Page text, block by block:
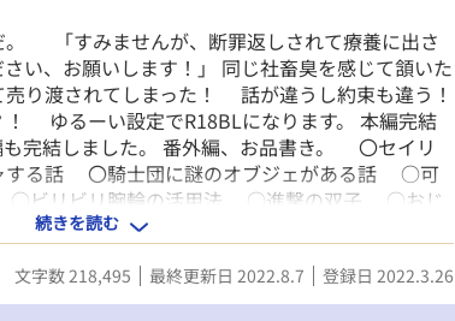
「すみませんが、断罪返しされて療養に出さ
い、お願いします！」 同じ社畜臭を感じて頷いた
り渡されてしまった！ 話が違うし約束も違う！
！ ゆるーい設定でR18BLになります。 本編完結
完結しました。 番外編、お品書き。 〇セイリ
する話 〇騎士団に謎のオブジェがある話 ○可
○ビリビリ腕輪の活用法 ○進撃の双子 ○おじ
愛いだけだなんて誰が言った？（孫に嫉妬するラ
人が田んぼ作ってんだが？（田んぼを耕すディエ
なく闇落ちするラム） ○あの二人に子供がいた
した。長い間＆たくさんのご声援を頂き誠にあり
続きを読む
文字数 218,495 最終更新日 2022.8.7 登録日 2022.3.26